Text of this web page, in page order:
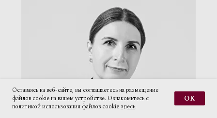
Оставаясь на веб-сайте, вы соглашаетесь на размещение
файлов cookie на вашем устройстве. Ознакомьтесь с
политикой использования файлов cookieздесь.
OK